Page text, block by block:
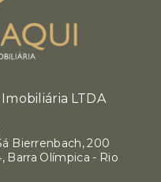
LTDA
Bierrenbach, 200
Barra Olímpica - Rio